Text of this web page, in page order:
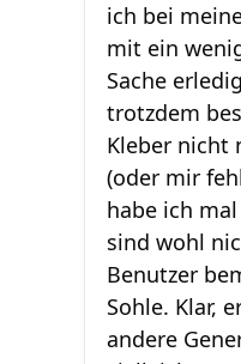
ich bei
mit ein
Sache
trotzdem
Kleber nicht
(oder mir
habe ich
sind wohl
Benutzer
Sohle. Klar,
andere